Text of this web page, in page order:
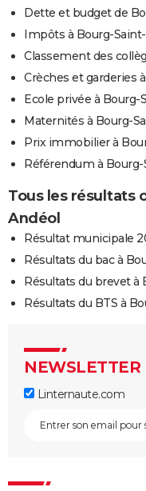
Dette et budget de
Impôts à Bourg-
Classement des
Crèches et garderies
Ecole privée à Bourg-
Maternités à Bourg-
Prix immobilier à
Référendum à
Tous les résultats
Andéol
Résultat municipale
Résultats du bac à
Résultats du brevet à
Résultats du BTS à
NEWSLETTER
Linternaute.com